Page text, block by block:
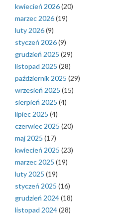
kwiecień 2026(20)
marzec 2026(19)
luty 2026(9)
styczeń 2026(9)
grudzień 2025 (29)
listopad 2025 (28)
październik 2025 (29)
wrzesień 2025 (15)
sierpień 2025 (4)
lipiec 2025 (4)
czerwiec 2025 (20)
maj 2025 (17)
kwiecień 2025 (23)
marzec 2025 (19)
luty 2025 (19)
styczeń 2025 (16)
grudzień 2024(18)
listopad 2024(28)